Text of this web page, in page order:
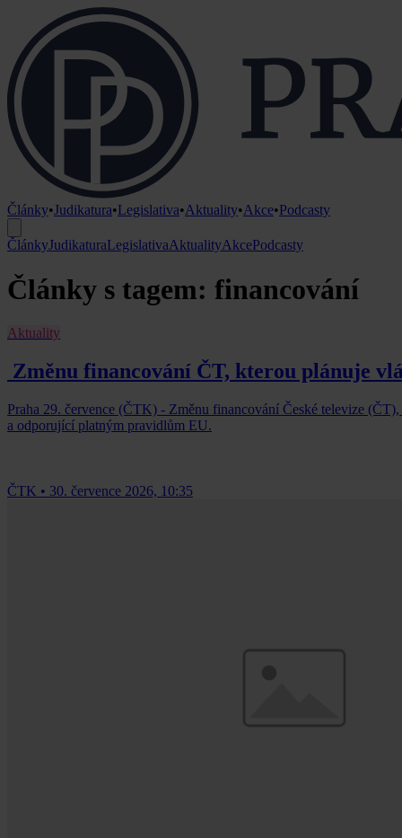
Články•Judikatura•Legislativa•Aktuality•Akce•Podcasty
ČlánkyJudikaturaLegislativaAktualityAkcePodcasty
Články s tagem: financování
Aktuality
Změnu financování ČT, kterou plánuje
Praha 29. července (ČTK) - Změnu financování České televize
a odporující platným pravidlům EU.
ČTK • 30. července 2026, 10:35